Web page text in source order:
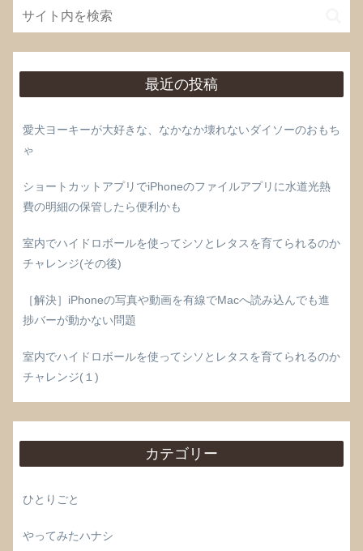
最近の投稿
愛犬ヨーキーが大好きな、なかなか壊れないダイソーのおもち
ゃ
ショートカットアプリでiPhoneのファイルアプリに水道光熱
費の明細の保管したら便利かも
室内でハイドロボールを使ってシソとレタスを育てられるのか
チャレンジ(その後)
［解決］iPhoneの写真や動画を有線でMacへ読み込んでも進
捗バーが動かない問題
室内でハイドロボールを使ってシソとレタスを育てられるのか
チャレンジ(１)
カテゴリー
ひとりごと
やってみたハナシ